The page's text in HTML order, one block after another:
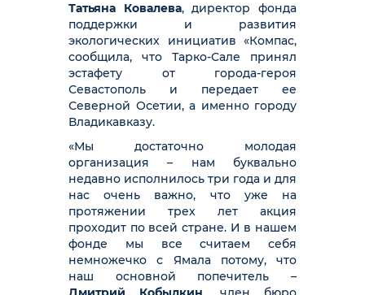
Татьяна Ковалева, директор фонда
поддержки и развития
экологических инициатив «Компас,
сообщила, что Тарко-Сале принял
эстафету от города-героя
Севастополь и передает ее
Северной Осетии, а именно городу
Владикавказу.
«Мы достаточно молодая
организация – нам буквально
недавно исполнилось три года и для
нас очень важно, что уже на
протяжении трех лет акция
проходит по всей стране. И в нашем
фонде мы все считаем себя
немножечко с Ямала потому, что
наш основной попечитель –